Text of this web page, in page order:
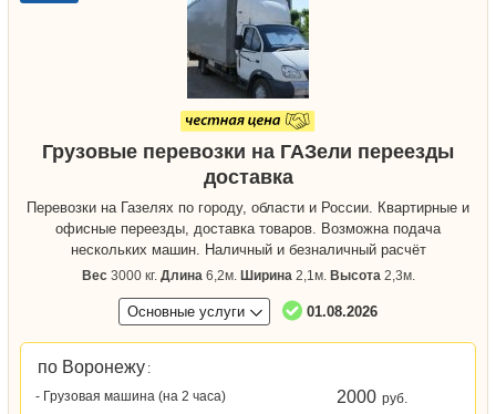
Грузовые перевозки на ГАЗели переезды
доставка
Перевозки на Газелях по городу, области и России. Квартирные и
офисные переезды, доставка товаров. Возможна подача
нескольких машин. Наличный и безналичный расчёт
Вес3000 кг. Длина6,2м. Ширина2,1м. Высота2,3м.
Основные услуги 01.08.2026
по Воронежу :
- Грузовая машина (на 2 часа)
2000 руб.